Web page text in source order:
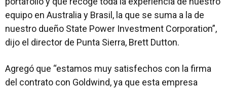
equipo en Australia y Brasil, la que se suma a la de
nuestro dueño State Power Investment Corporation”,
dijo el director de Punta Sierra, Brett Dutton.
Agregó que “estamos muy satisfechos con la firma
del contrato con Goldwind, ya que esta empresa